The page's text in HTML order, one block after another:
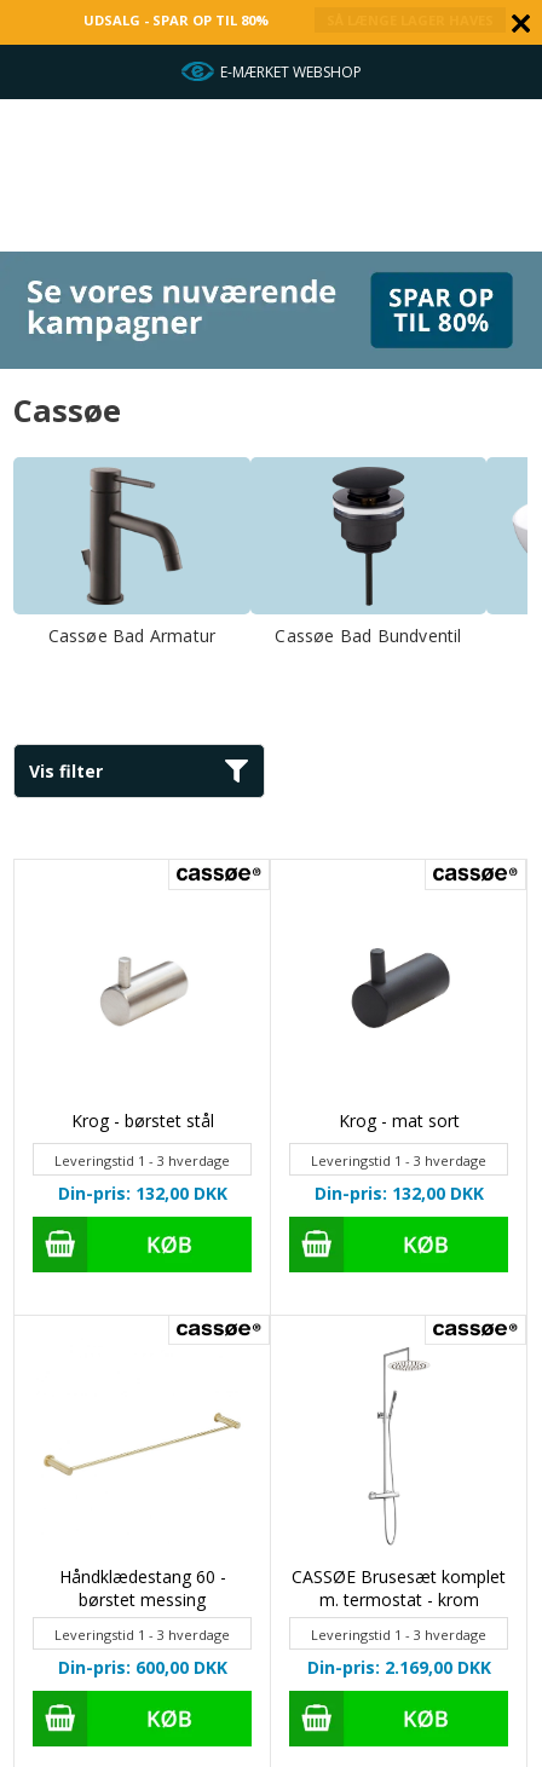
UDSALG - SPAR OP TIL 80%
HURTIG LEVERING
Cassøe
Cassøe Bad Armatur Cassøe Bad Bundventil
Vis filter
Krog - børstet stål
Leveringstid 1 - 3 hverdage
Din-pris: 132,00 DKK
Krog - mat sort
Leveringstid 1 - 3 hverdage
Din-pris: 132,00 DKK
Håndklædestang 60 -
børstet messing
Leveringstid 1 - 3 hverdage
Din-pris: 600,00 DKK
CASSØE Brusesæt komplet
m. termostat - krom
Leveringstid 1 - 3 hverdage
Din-pris: 2.169,00 DKK